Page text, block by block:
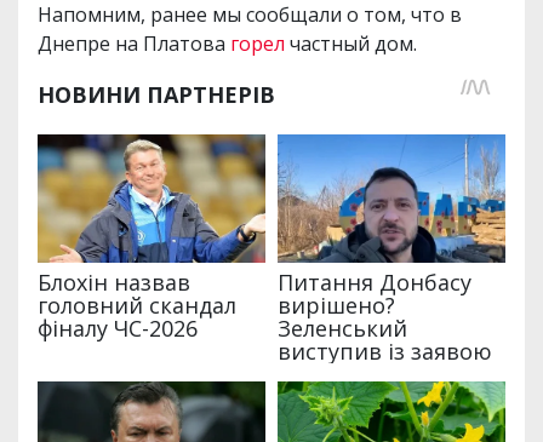
Напомним, ранее мы сообщали о том, что в
Днепре на Платова горел частный дом.